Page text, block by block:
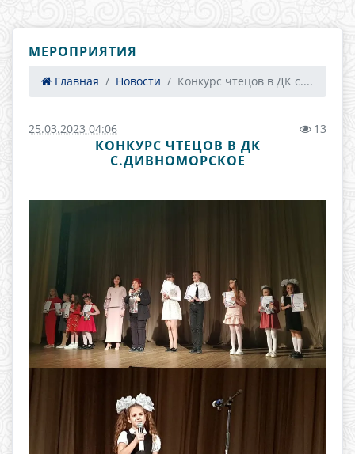
МЕРОПРИЯТИЯ
Главная Новости Конкурс чтецов в ДК с....
25.03.2023 04:06 13
КОНКУРС ЧТЕЦОВ В ДК
С.ДИВНОМОРСКОЕ